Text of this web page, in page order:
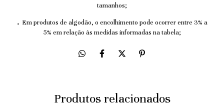
tamanhos;
. Em produtos de algodão, o encolhimento pode ocorrer entre 3% a
5% em relação às medidas informadas na tabela;
Produtos relacionados